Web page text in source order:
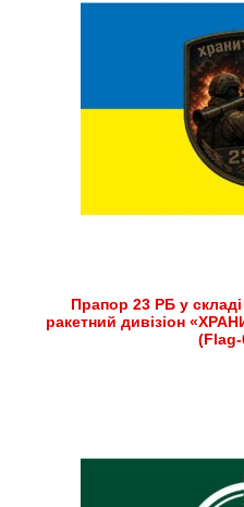
Прапор 23 РБ у
ракетний дивізіон
(Flag-